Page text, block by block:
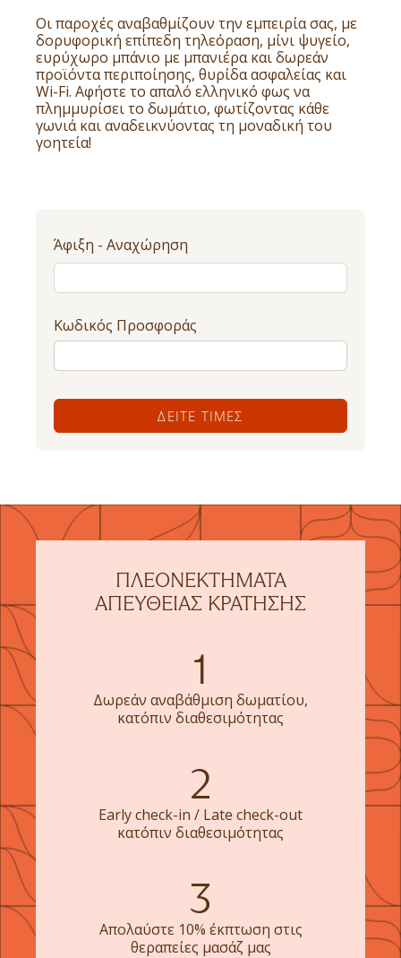
Οι παροχές αναβαθμίζουν την εμπειρία σας, με
δορυφορική επίπεδη τηλεόραση, μίνι ψυγείο,
ευρύχωρο μπάνιο με μπανιέρα και δωρεάν
προϊόντα περιποίησης, θυρίδα ασφαλείας και
Wi-Fi. Αφήστε το απαλό ελληνικό φως να
πλημμυρίσει το δωμάτιο, φωτίζοντας κάθε
γωνιά και αναδεικνύοντας τη μοναδική του
γοητεία!
Άφιξη - Αναχώρηση
Κωδικός Προσφοράς
ΔΕΊΤΕ ΤΙΜΈΣ
ΠΛΕΟΝΕΚΤΉΜΑΤΑ
ΑΠΕΥΘΕΊΑΣ ΚΡΆΤΗΣΗΣ
1
Δωρεάν αναβάθμιση δωματίου,
κατόπιν διαθεσιμότητας
2
Early check-in / Late check-out
κατόπιν διαθεσιμότητας
3
Απολαύστε 10% έκπτωση στις
θεραπείες μασάζ μας